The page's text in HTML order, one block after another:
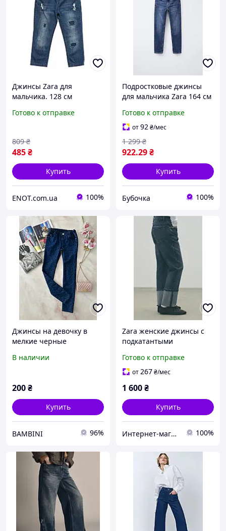
Джинсы Zara для
мальчика. 128 см
Готово к отправке
485₴
809 ₴
Купить
ENOT.com.ua 100%
Подростковые джинсы
для мальчика Zara 164 см
Готово к отправке
от92₴/мес
922.29₴
1 299 ₴
Купить
Бубочка 100%
Джинсы на девочку в
мелкие черные
Синий, Для девочек,
В наличии
200₴
Купить
BAMBINI 96%
Zara женские джинсы с
подкатантыми
р 32(XXS-XS)
Готово к отправке
от267₴/мес
1 600₴
Купить
Интернет-магазин »Мультибренд» 100%